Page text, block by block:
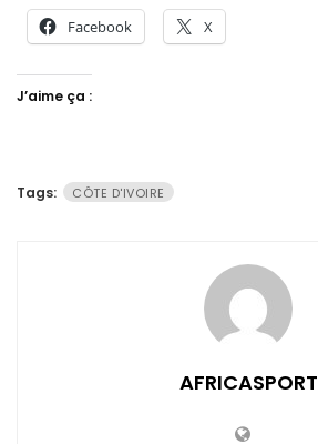
Facebook X
J’aime ça :
Tags: CÔTE D'IVOIRE
AFRICASPORT